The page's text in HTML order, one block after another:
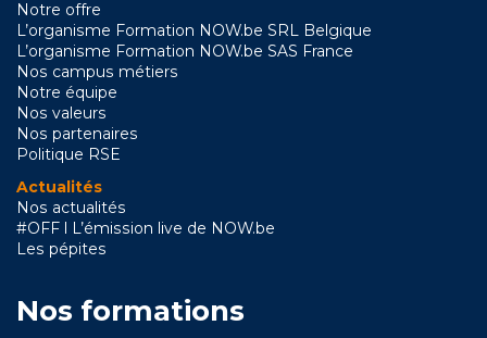
Notre offre
L’organisme Formation NOW.be SRL Belgique
L’organisme Formation NOW.be SAS France
Nos campus métiers
Notre équipe
Nos valeurs
Nos partenaires
Politique RSE
Actualités
Nos actualités
#OFF l L’émission live de NOW.be
Les pépites
Nos formations